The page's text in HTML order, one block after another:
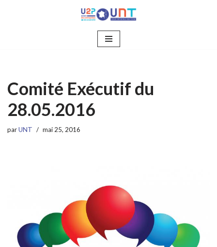
Comité Exécutif du
28.05.2016
parUNT mai 25, 2016